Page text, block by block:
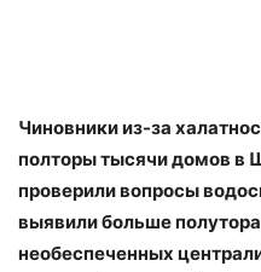
Чиновники из-за
полторы тысячи домов в
проверили вопросы
выявили больше
необеспеченных